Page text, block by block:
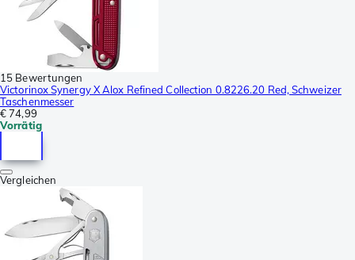
15 Bewertungen
Victorinox Synergy X Alox Refined Collection 0.8226.20 Red, Schweizer
Taschenmesser
€ 74,99
Vorrätig
Vergleichen